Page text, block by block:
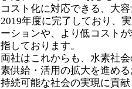
コスト化に対応できる、大
2019年度に完了しており、
ーションや、より低コスト
指しております。
両社はこれからも、水素社
素供給・活用の拡大を進め
持続可能な社会の実現に貢